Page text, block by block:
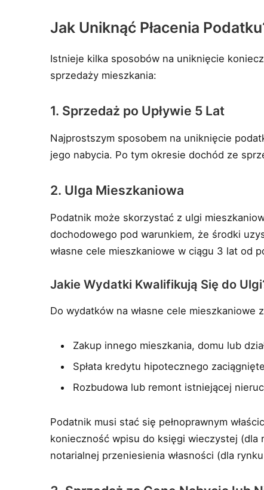
Jak Uniknąć Płacenia
Istnieje kilka sposobów na uniknięcie
sprzedaży mieszkania:
1. Sprzedaż po Upływie 5 Lat
Najprostszym sposobem na uniknięcie
jego nabycia. Po tym okresie dochód ze
2. Ulga Mieszkaniowa
Podatnik może skorzystać z ulgi
dochodowego pod warunkiem, że środki
własne cele mieszkaniowe w ciągu 3 lat od
Jakie Wydatki Kwalifikują Się do
Do wydatków na własne cele mieszkaniowe
Zakup innego mieszkania, domu lub
Spłata kredytu hipotecznego
Rozbudowa lub remont istniejącej
Podatnik musi stać się pełnoprawnym
konieczność wpisu do księgi wieczystej
notarialnej przeniesienia własności (dla